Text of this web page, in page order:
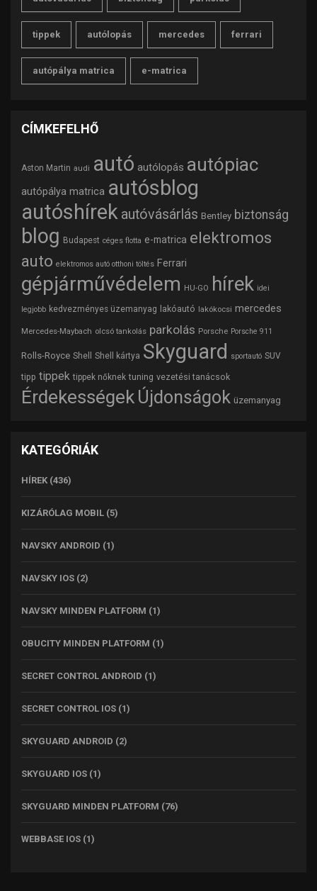
tippek autólopás mercedes ferrari
autópálya matrica e-matrica
CÍMKEFELHŐ
Aston Martin audi autó autólopás autópiac
autópálya matrica autósblog
autóshírek autóvásárlás Bentley biztonság
blog Budapest céges flotta e-matrica elektromos
auto elektromos autó otthoni töltés Ferrari
gépjárművédelem HU-GO hírek idei
legjobb kedvezményes üzemanyag lakóautó lakókocsi mercedes
Mercedes-Maybach olcsó tankolás parkolás Porsche Porsche 911
Rolls-Royce Shell Shell kártya Skyguard sportautó SUV
tipp tippek tippek nőknek tuning vezetési tanácsok
Érdekességek Újdonságok üzemanyag
KATEGÓRIÁK
HÍREK (436)
KIZÁRÓLAG MOBIL (5)
NAVSKY ANDROID (1)
NAVSKY IOS (2)
NAVSKY MINDEN PLATFORM (1)
OBUCITY MINDEN PLATFORM (1)
SECRET CONTROL ANDROID (1)
SECRET CONTROL IOS (1)
SKYGUARD ANDROID (2)
SKYGUARD IOS (1)
SKYGUARD MINDEN PLATFORM (76)
WEBBASE IOS (1)